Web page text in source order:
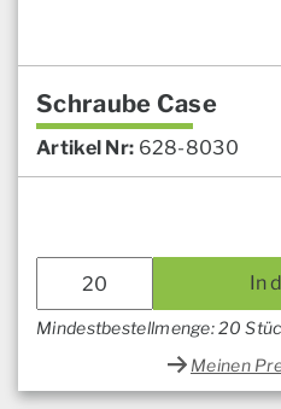
Schraube Case
Artikel Nr: 628-8030
In
Mindestbestellmenge: 20
Meinen